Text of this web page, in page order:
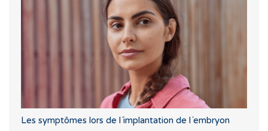
Les symptômes lors de l´implantation de l´embryon